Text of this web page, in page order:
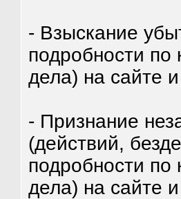
- Взыскание
подробности
дела) на сайте
- Признание
(действий,
подробности
дела) на сайте